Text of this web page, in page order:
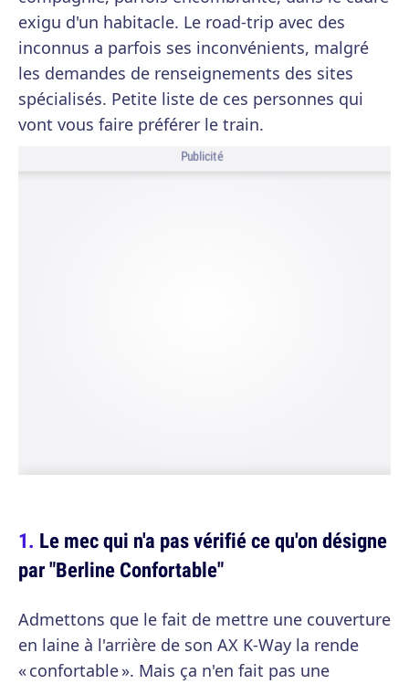
exigu d'un habitacle. Le road-trip avec des
inconnus a parfois ses inconvénients, malgré
les demandes de renseignements des sites
spécialisés. Petite liste de ces personnes qui
vont vous faire préférer le train.
Publicité
Le mec qui n'a pas vérifié ce qu'on désigne
par "Berline Confortable"
Admettons que le fait de mettre une couverture
en laine à l'arrière de son AX K-Way la rende
« confortable ». Mais ça n'en fait pas une